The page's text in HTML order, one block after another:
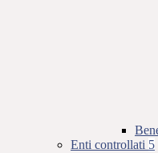
Enti controllati 5